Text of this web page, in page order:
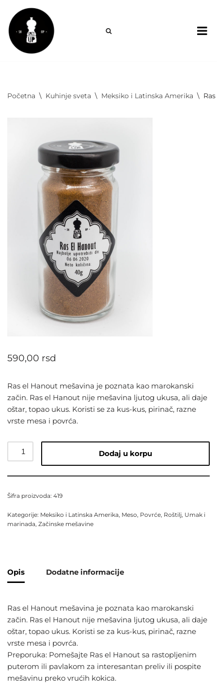
Skoči
na
sadržaj
Početna \ Kuhinje sveta \ Meksiko i Latinska Amerika \
590,00 rsd
Ras el Hanout mešavina je poznata kao marokanski
začin. Ras el Hanout nije mešavina ljutog ukusa, ali daje
oštar, topao ukus. Koristi se za kus-kus, pirinač, razne
vrste mesa i povrća.
Dodaj u korpu
Šifra proizvoda: 419
Kategorije: Meksiko i Latinska Amerika, Meso, Povrće, Roštilj, Umak i
marinada, Začinske mešavine
Opis Dodatne informacije
Ras el Hanout mešavina je poznata kao marokanski
začin. Ras el Hanout nije mešavina ljutog ukusa, ali daje
oštar, topao ukus. Koristi se za kus-kus, pirinač, razne
vrste mesa i povrća.
Preporuka: Pomešajte Ras el Hanout sa rastopljenim
puterom ili pavlakom za interesantan preliv ili pospite
mešavinu preko vrućih kokica.